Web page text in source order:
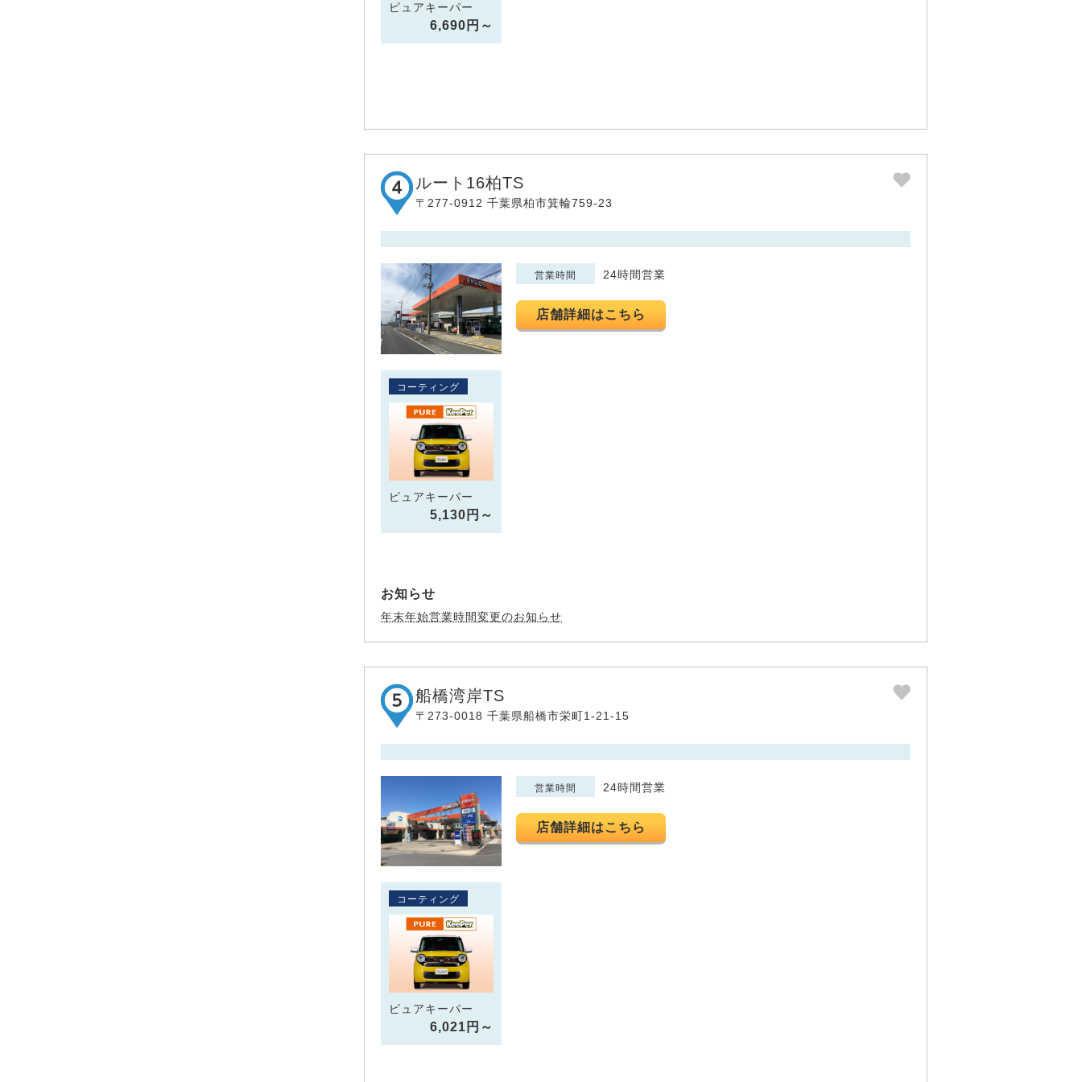
ピュアキーパー
6,690円～
ルート16柏TS
〒277-0912 千葉県柏市箕輪759-23
営業時間 24時間営業
店舗詳細はこちら
コーティング
ピュアキーパー
5,130円～
お知らせ
年末年始営業時間変更のお知らせ
船橋湾岸TS
〒273-0018 千葉県船橋市栄町1-21-15
営業時間 24時間営業
店舗詳細はこちら
コーティング
ピュアキーパー
6,021円～